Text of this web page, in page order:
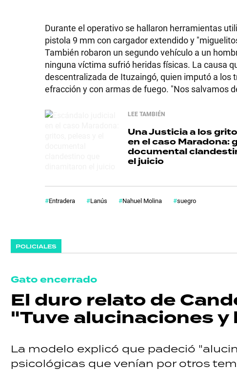
Durante el operativo se hallaron herramientas
pistola 9 mm con cargador extendido y
También robaron un segundo vehículo a un
ninguna víctima sufrió heridas físicas. La causa
descentralizada de Ituzaingó, quien imputó a los
efracción y con armas de fuego. "Nos salvamos
LEE TAMBIÉN
Una Justicia a los
en el caso Maradona:
documental
el juicio
Entradera Lanús Nahuel Molina suegro
POLICIALES
Gato encerrado
El duro relato de
"Tuve alucinaciones
La modelo explicó que padeció
psicológicas que venían por otros
DEPORTES
TECNOLOGÍA